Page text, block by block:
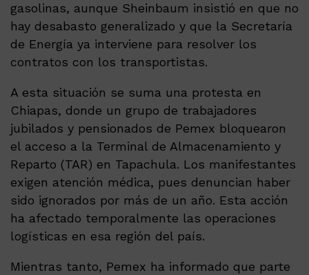
gasolinas, aunque Sheinbaum insistió en que no
hay desabasto generalizado y que la Secretaría
de Energía ya interviene para resolver los
contratos con los transportistas.
A esta situación se suma una protesta en
Chiapas, donde un grupo de trabajadores
jubilados y pensionados de Pemex bloquearon
el acceso a la Terminal de Almacenamiento y
Reparto (TAR) en Tapachula. Los manifestantes
exigen atención médica, pues denuncian haber
sido ignorados por más de un año. Esta acción
ha afectado temporalmente las operaciones
logísticas en esa región del país.
Mientras tanto, Pemex ha informado que parte